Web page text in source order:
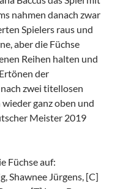
nahmen danach zwar
Spielers raus und
aber die Füchse
Reihen halten und
der
zwei titellosen
ganz oben und
Meister 2019
Füchse auf:
Shawnee Jürgens, [C]